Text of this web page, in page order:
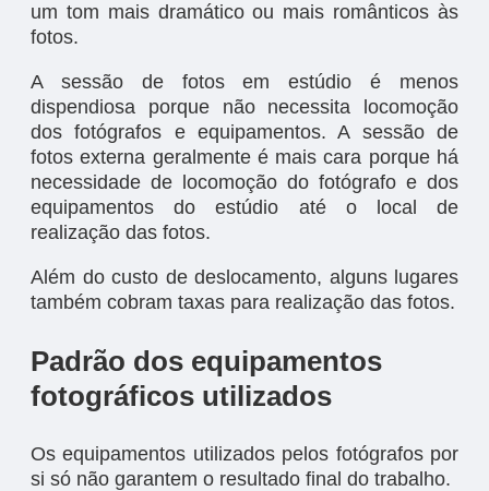
um tom mais dramático ou mais românticos às
fotos.
A sessão de fotos em estúdio é menos
dispendiosa porque não necessita locomoção
dos fotógrafos e equipamentos. A sessão de
fotos externa geralmente é mais cara porque há
necessidade de locomoção do fotógrafo e dos
equipamentos do estúdio até o local de
realização das fotos.
Além do custo de deslocamento, alguns lugares
também cobram taxas para realização das fotos.
Padrão dos equipamentos
fotográficos utilizados
Os equipamentos utilizados pelos fotógrafos por
si só não garantem o resultado final do trabalho.